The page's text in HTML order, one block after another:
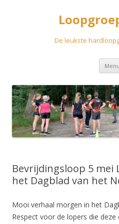
De leukste
Menu
Bevrijdingsloop 5 mei
het Dagblad van het
Mooi verhaal morgen in het
Respect voor de lopers die